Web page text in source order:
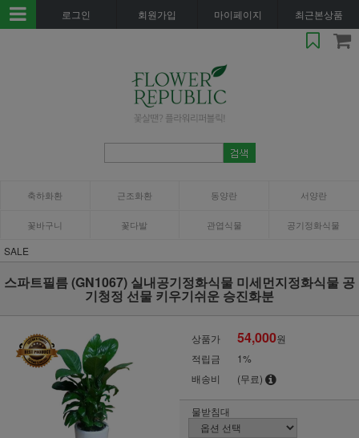
로그인 회원가입 마이페이지 최근본상품
축하화환 근조화환 동양란 서양란
꽃바구니 꽃다발 관엽식물 공기정화식물
SALE
스파트필름 (GN1067) 실내공기정화식물 미세먼지정화식물 공
기청정 선물 키우기쉬운 승진화분
상품가 54,000원
적립금
1%
배송비
(무료)
물받침대